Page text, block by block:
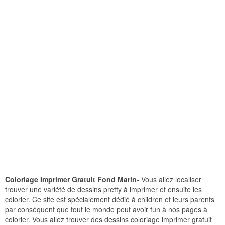
Coloriage Imprimer Gratuit Fond Marin- Vous allez localiser
trouver une variété de dessins pretty à imprimer et ensuite les
colorier. Ce site est spécialement dédié à children et leurs parents
par conséquent que tout le monde peut avoir fun à nos pages à
colorier. Vous allez trouver des dessins coloriage imprimer gratuit